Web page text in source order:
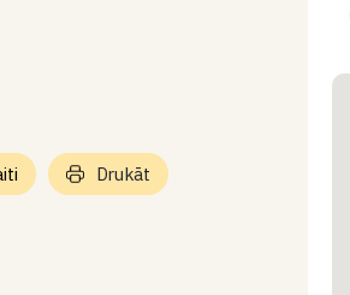
Drukāt